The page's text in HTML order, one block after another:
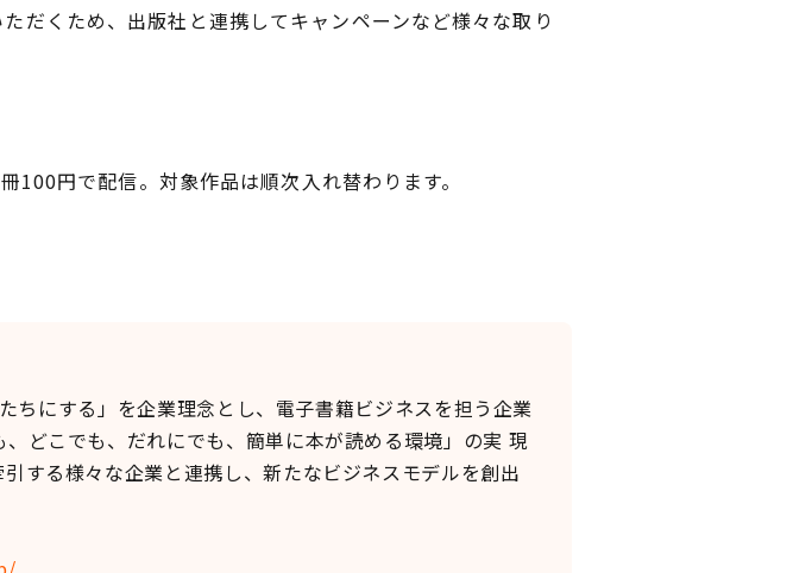
だくため、出版社と連携してキャンペーンなど様々な取り
円で配信。対象作品は順次入れ替わります。
にする」を企業理念とし、電子書籍ビジネスを担う企業
どこでも、だれにでも、簡単に本が読める環境」の実 現
する様々な企業と連携し、新たなビジネスモデルを創出